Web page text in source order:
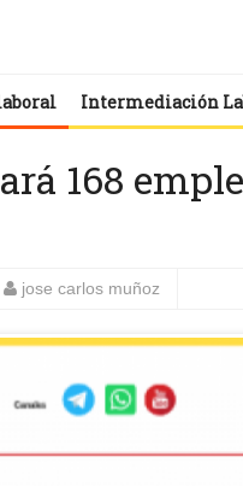
Intermediación
168
jose carlos muñoz